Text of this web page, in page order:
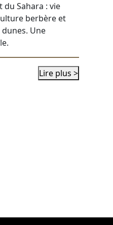
du Sahara : vie
berbère et
Une
Lire plus >